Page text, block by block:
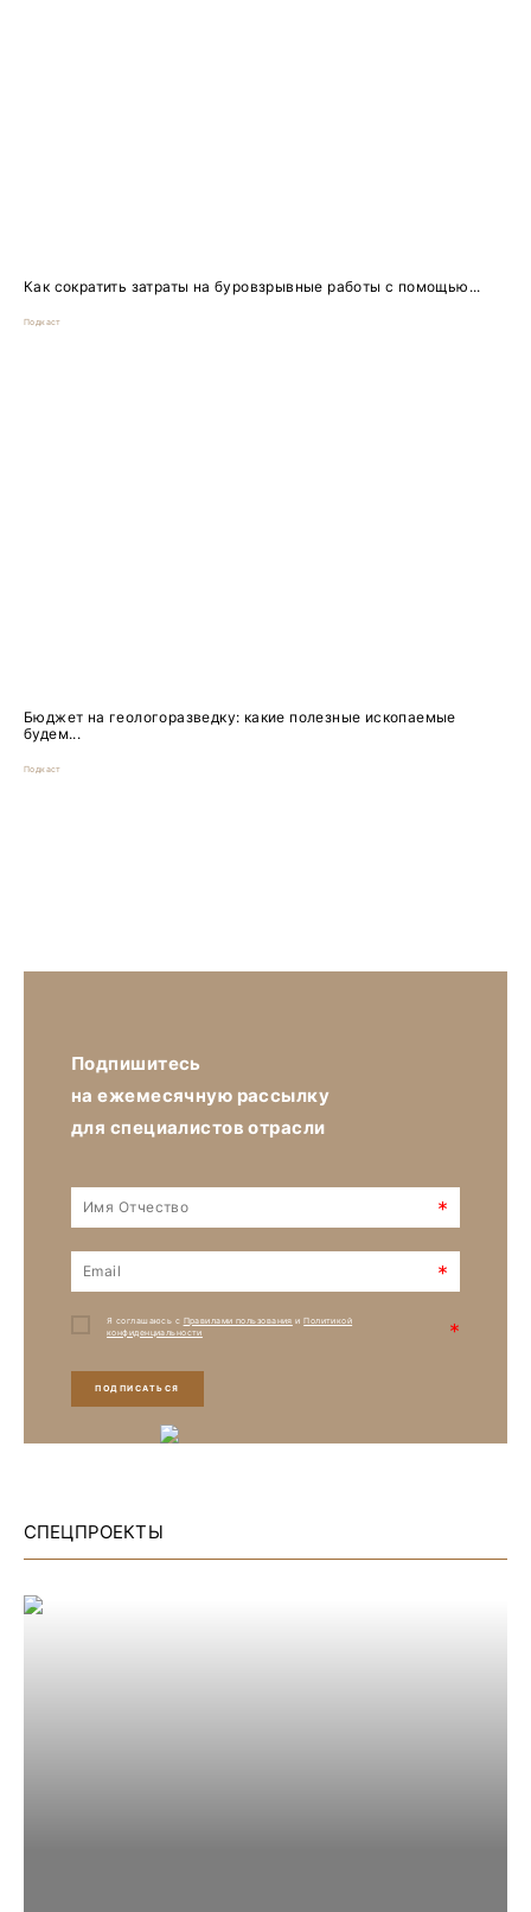
Как сократить затраты на буровзрывные работы с помощью...
Подкаст
Бюджет на геологоразведку: какие полезные ископаемые
будем...
Подкаст
Подпишитесь
на ежемесячную рассылку
для специалистов отрасли
*
*
Я соглашаюсь с Правилами пользования иПолитикой
конфиденциальности
*
ПОДПИСАТЬСЯ
СПЕЦПРОЕКТЫ